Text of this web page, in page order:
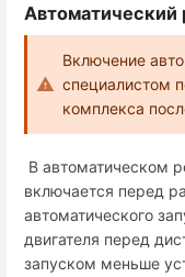
Включение
специалистом
комплекса
В автоматическом
включается перед
автоматического
двигателя перед
запуском меньше